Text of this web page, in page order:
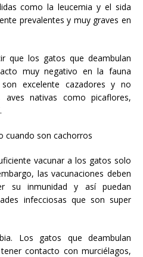
como la leucemia y el sida
prevalentes y muy graves en
que los gatos que deambulan
muy negativo en la fauna
excelente cazadores y no
aves nativas como picaflores,
cuando son cachorros
vacunar a los gatos solo
las vacunaciones deben
su inmunidad y así puedan
infecciosas que son super
Los gatos que deambulan
contacto con murciélagos,